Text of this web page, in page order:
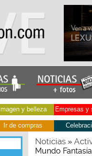
Imagen y belleza Empresas y
Ir de compras
Noticias»
Mundo